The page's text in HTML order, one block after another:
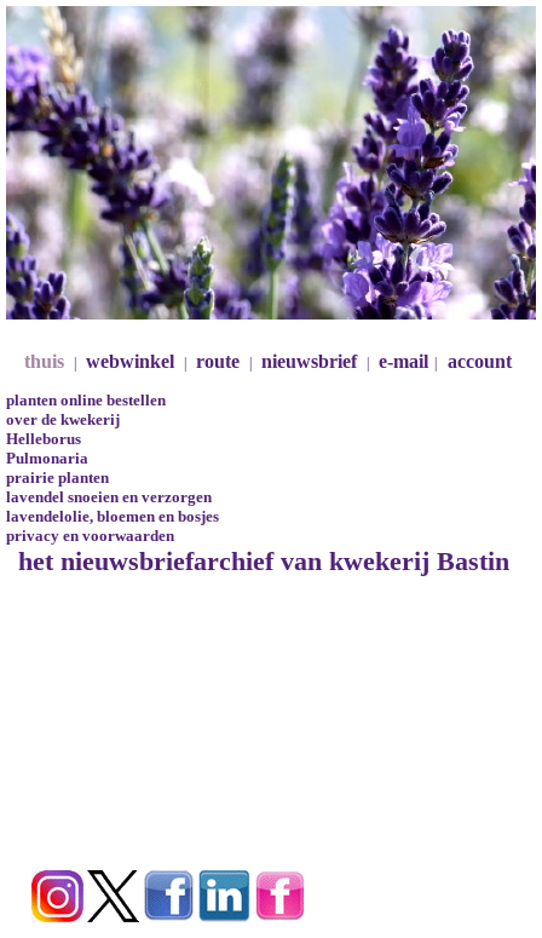
thuis webwinkel route nieuwsbrief e-mail account
planten online bestellen
over de kwekerij
Helleborus
Pulmonaria
prairie planten
lavendel snoeien en verzorgen
lavendelolie, bloemen en bosjes
privacy en voorwaarden
het nieuwsbriefarchief van kwekerij Bastin